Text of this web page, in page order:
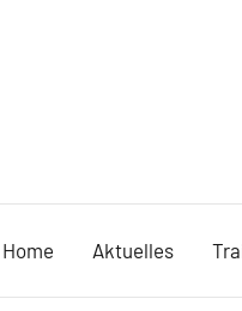
Home Aktuelles